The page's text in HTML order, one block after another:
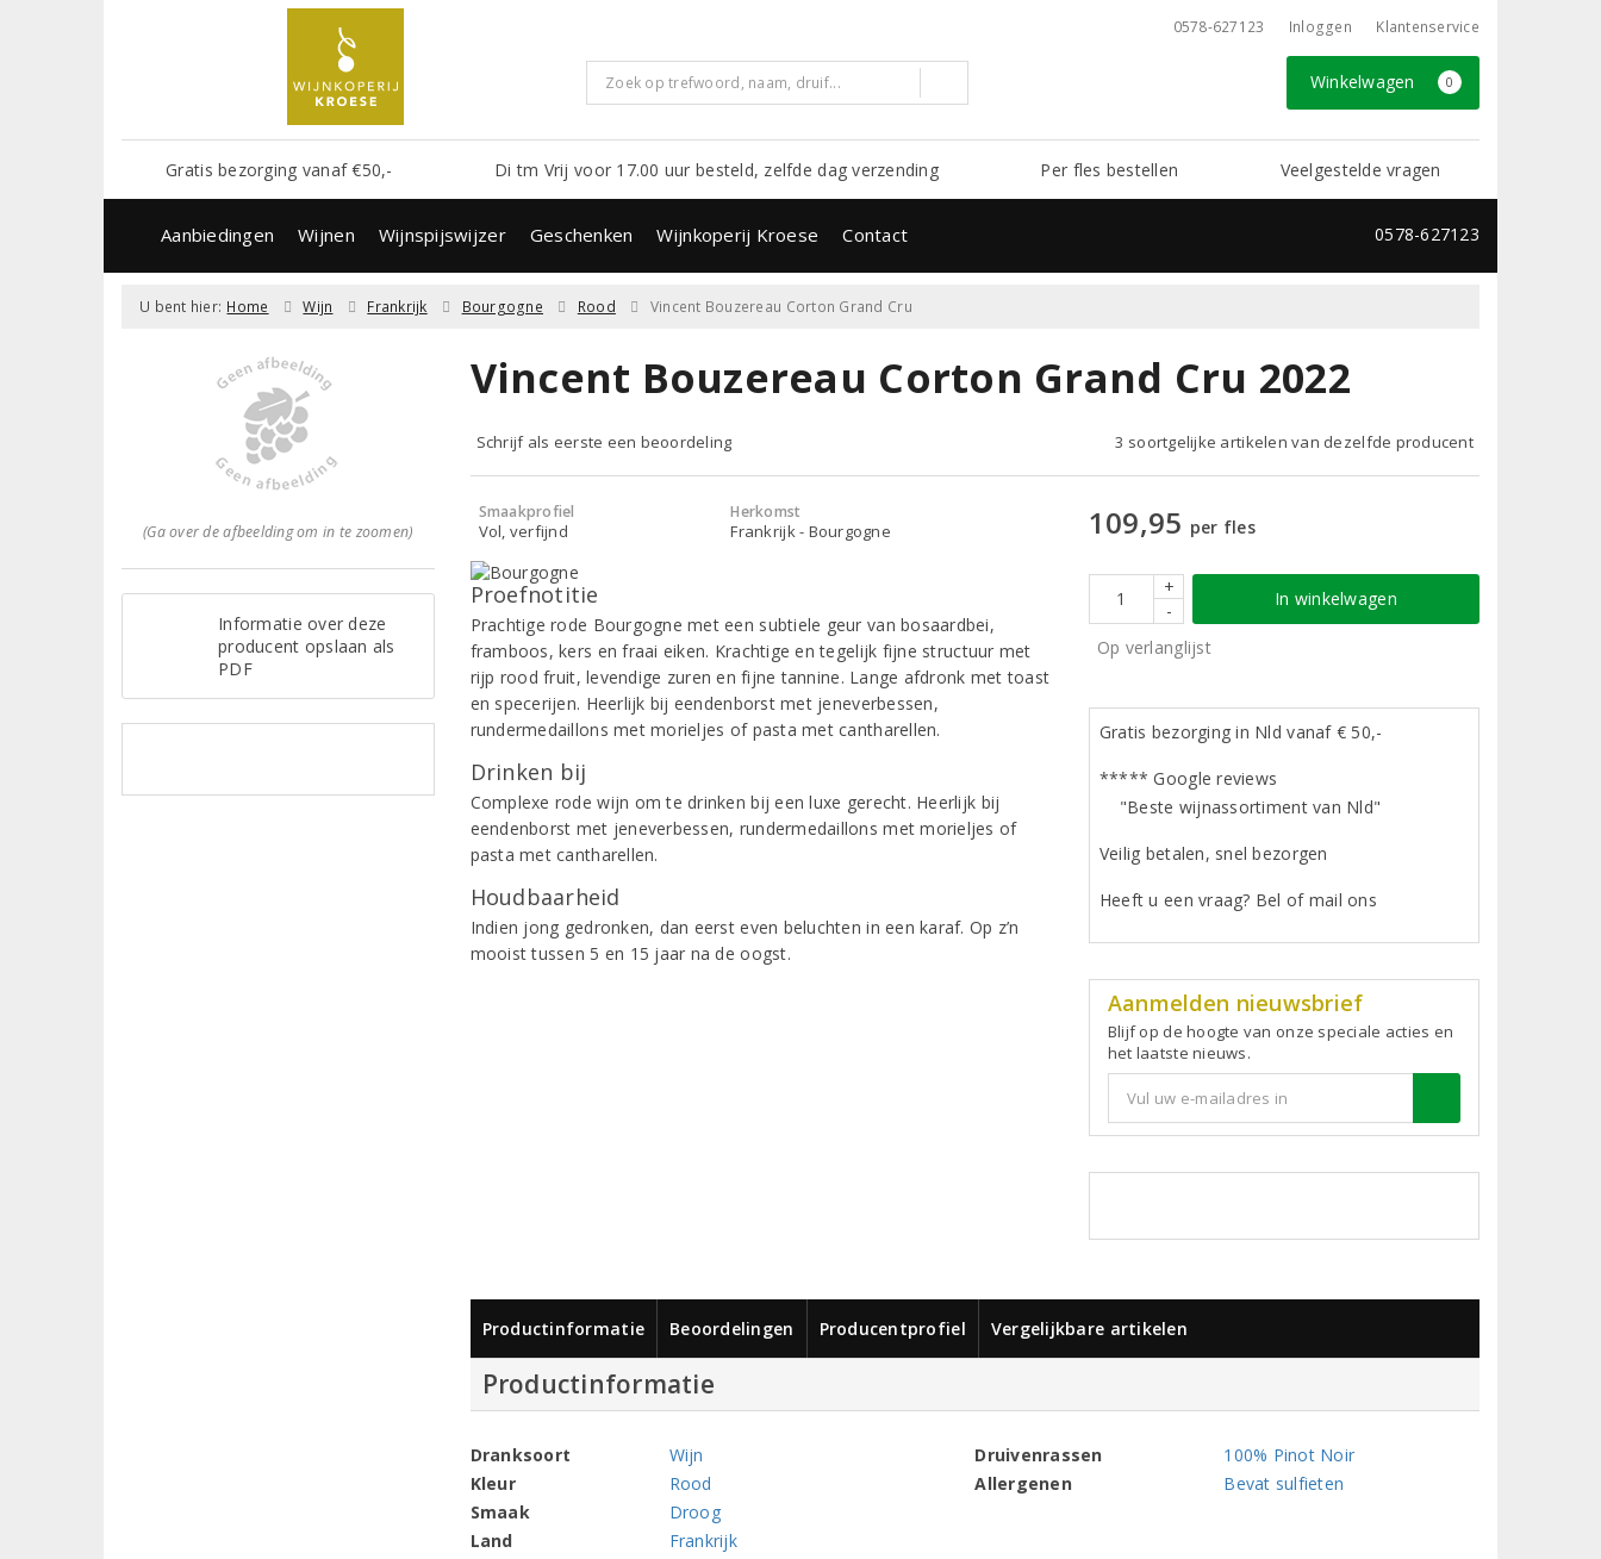
0578-627123 Inloggen Klantenservice
Winkelwagen 0
Gratis bezorging vanaf €50,- Di tm Vrij voor 17.00 uur besteld, zelfde dag verzending Per fles bestellen Veelgestelde vragen
Aanbiedingen Wijnen Wijnspijswijzer Geschenken Wijnkoperij Kroese Contact 0578-627123
U bent hier: Home Wijn Frankrijk Bourgogne Rood Vincent Bouzereau Corton Grand Cru
(Ga over de afbeelding om in te zoomen)
Informatie over deze
producent opslaan als
PDF
Vincent Bouzereau Corton Grand Cru 2022
Schrijf als eerste een beoordeling 3 soortgelijke artikelen van dezelfde producent
Smaakprofiel
Vol, verfijnd
Herkomst
Frankrijk - Bourgogne
Proefnotitie
Prachtige rode Bourgogne met een subtiele geur van bosaardbei,
framboos, kers en fraai eiken. Krachtige en tegelijk fijne structuur met
rijp rood fruit, levendige zuren en fijne tannine. Lange afdronk met toast
en specerijen. Heerlijk bij eendenborst met jeneverbessen,
rundermedaillons met morieljes of pasta met cantharellen.
Drinken bij
Complexe rode wijn om te drinken bij een luxe gerecht. Heerlijk bij
eendenborst met jeneverbessen, rundermedaillons met morieljes of
pasta met cantharellen.
Houdbaarheid
Indien jong gedronken, dan eerst even beluchten in een karaf. Op z’n
mooist tussen 5 en 15 jaar na de oogst.
109,95 per fles
+
-
In winkelwagen
Op verlanglijst
Gratis bezorging in Nld vanaf € 50,-
***** Google reviews
"Beste wijnassortiment van Nld"
Veilig betalen, snel bezorgen
Heeft u een vraag? Bel of mail ons
Aanmelden nieuwsbrief
Blijf op de hoogte van onze speciale acties en
het laatste nieuws.
Productinformatie Beoordelingen Producentprofiel Vergelijkbare artikelen
Productinformatie
Dranksoort
Wijn
Kleur
Rood
Smaak
Droog
Land
Frankrijk
Druivenrassen
100% Pinot Noir
Allergenen
Bevat sulfieten